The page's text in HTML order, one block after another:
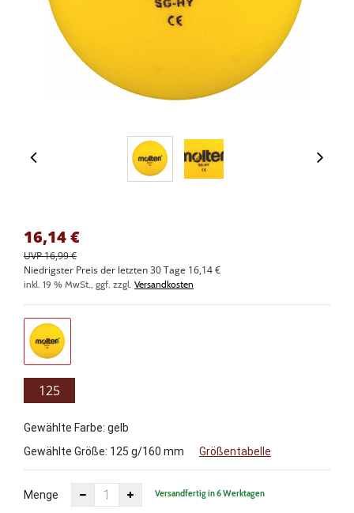
16,14€
UVP 16,99 €
Niedrigster Preis der letzten 30 Tage 16,14 €
inkl. 19 % MwSt., ggf. zzgl. Versandkosten
125
Gewählte Farbe: gelb
Gewählte Größe: 125 g/160 mm Größentabelle
Menge Versandfertig in 6 Werktagen